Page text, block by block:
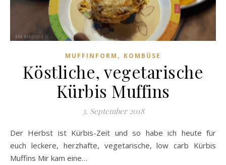
MUFFINFORM , KOMBÜSE
Köstliche, vegetarische
Kürbis Muffins
3. September 2018
Der Herbst ist Kürbis-Zeit und so habe ich heute für
euch leckere, herzhafte, vegetarische, low carb Kürbis
Muffins Mir kam eine…